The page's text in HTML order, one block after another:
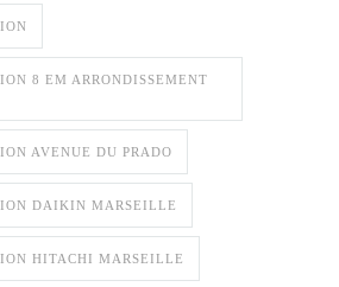
8 EM ARRONDISSEMENT
AVENUE DU PRADO
DAIKIN MARSEILLE
HITACHI MARSEILLE